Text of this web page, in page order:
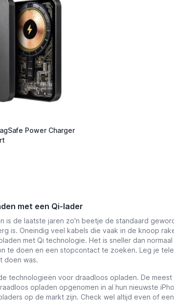
Power Charger
met een Qi-lader
is de laatste jaren zo'n beetje de standaard
is. Oneindig veel kabels die vaak in de knoop
met Qi technologie. Het is sneller dan
te doen en een stopcontact te zoeken. Leg je
doen was.
technologieën voor draadloos opladen. De
opladen opgenomen in al hun nieuwste
op de markt zijn. Check wel altijd even of